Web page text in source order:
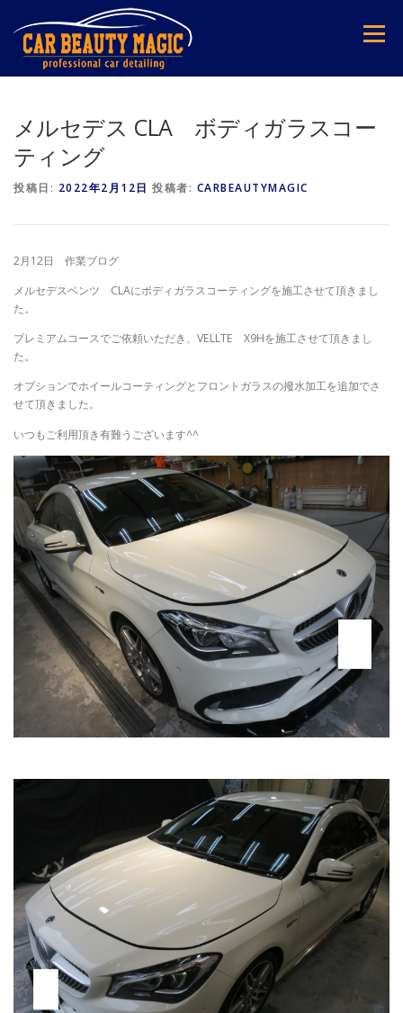
ツ
メニュー
メルセデス CLA ボディガラスコー
ティング
投稿日: 2022年2月12日 投稿者: CARBEAUTYMAGIC
2月12日 作業ブログ
メルセデスベンツ CLAにボディガラスコーティングを施工させて頂きまし
た。
プレミアムコースでご依頼いただき、VELLTE X9Hを施工させて頂きまし
た。
オプションでホイールコーティングとフロントガラスの撥水加工を追加でさ
せて頂きました。
いつもご利用頂き有難うございます^^